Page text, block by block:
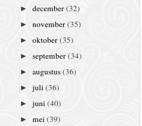
►december(32)
►november(35)
►oktober(35)
►september(34)
►augustus(36)
►juli(36)
►juni(40)
►mei(39)